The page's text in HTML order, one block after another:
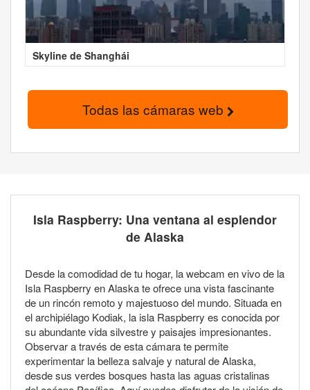
Skyline de Shanghái
Todas las cámaras web
Isla Raspberry: Una ventana al esplendor
de Alaska
Desde la comodidad de tu hogar, la webcam en vivo de la
Isla Raspberry en Alaska te ofrece una vista fascinante
de un rincón remoto y majestuoso del mundo. Situada en
el archipiélago Kodiak, la isla Raspberry es conocida por
su abundante vida silvestre y paisajes impresionantes.
Observar a través de esta cámara te permite
experimentar la belleza salvaje y natural de Alaska,
desde sus verdes bosques hasta las aguas cristalinas